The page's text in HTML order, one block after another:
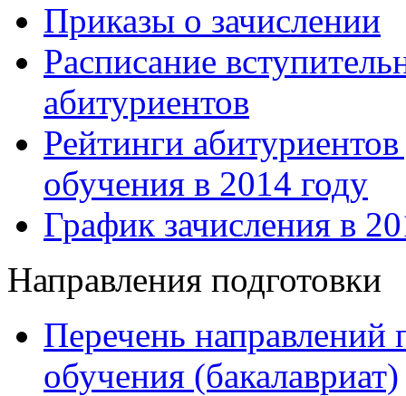
Приказы о зачислении
Расписание
абитуриентов
Рейтинги
обучения в 2014 году
График зачисления в
Направления подготовки
Перечень
обучения (бакалавриат)